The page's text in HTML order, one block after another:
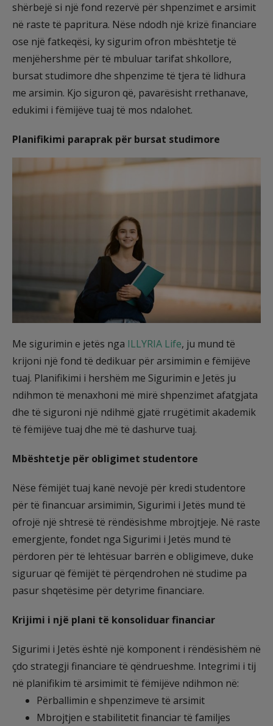
shërbejë si një fond rezervë për shpenzimet e arsimit
në raste të papritura. Nëse ndodh një krizë financiare
ose një fatkeqësi, ky sigurim ofron mbështetje të
menjëhershme për të mbuluar tarifat shkollore,
bursat studimore dhe shpenzime të tjera të lidhura
me arsimin. Kjo siguron që, pavarësisht rrethanave,
edukimi i fëmijëve tuaj të mos ndalohet.
Planifikimi paraprak për bursat studimore
Me sigurimin e jetës nga ILLYRIA Life, ju mund të
krijoni një fond të dedikuar për arsimimin e fëmijëve
tuaj. Planifikimi i hershëm me Sigurimin e Jetës ju
ndihmon të menaxhoni më mirë shpenzimet afatgjata
dhe të siguroni një ndihmë gjatë rrugëtimit akademik
të fëmijëve tuaj dhe më të dashurve tuaj.
Mbështetje për obligimet studentore
Nëse fëmijët tuaj kanë nevojë për kredi studentore
për të financuar arsimimin, Sigurimi i Jetës mund të
ofrojë një shtresë të rëndësishme mbrojtjeje. Në raste
emergjente, fondet nga Sigurimi i Jetës mund të
përdoren për të lehtësuar barrën e obligimeve, duke
siguruar që fëmijët të përqendrohen në studime pa
pasur shqetësime për detyrime financiare.
Krijimi i një plani të konsoliduar financiar
Sigurimi i Jetës është një komponent i rëndësishëm në
çdo strategji financiare të qëndrueshme. Integrimi i tij
në planifikim të arsimimit të fëmijëve ndihmon në:
Përballimin e shpenzimeve të arsimit
Mbrojtjen e stabilitetit financiar të familjes